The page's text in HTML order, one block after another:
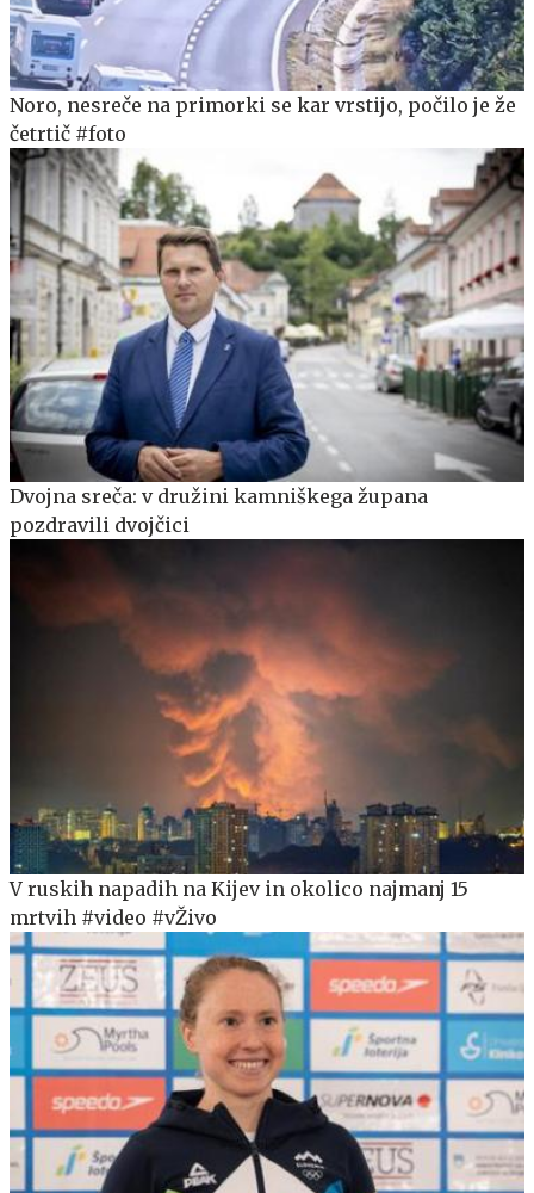
Noro, nesreče na primorki se kar vrstijo, počilo je že
četrtič #foto
Dvojna sreča: v družini kamniškega župana
pozdravili dvojčici
V ruskih napadih na Kijev in okolico najmanj 15
mrtvih #video #vŽivo